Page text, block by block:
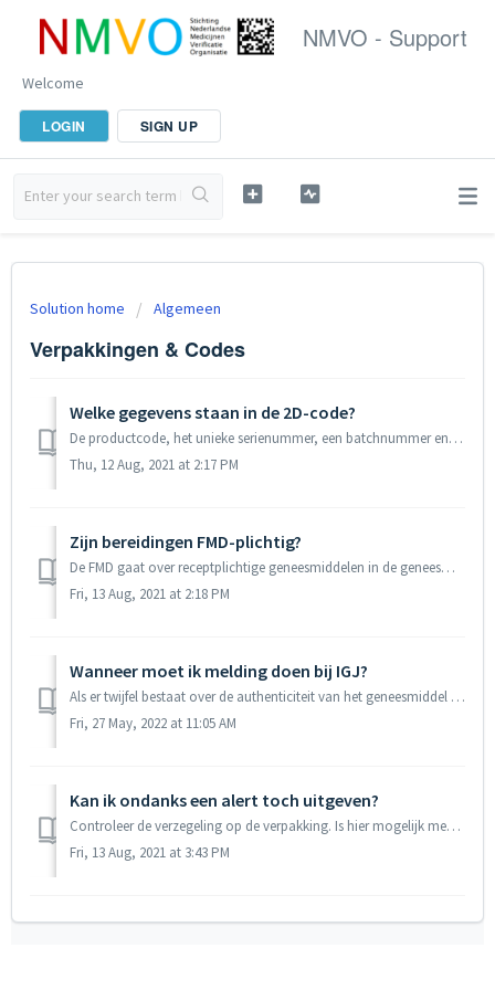
NMVO - Support
Welcome
LOGIN SIGN UP
Solution home Algemeen
Verpakkingen & Codes
Welke gegevens staan in de 2D-code?
De productcode, het unieke serienummer, een batchnummer en de vervaldatum. Alleen het serienummer wordt gebruikt bij het vaststellen van een mogelijke verva...
Thu, 12 Aug, 2021 at 2:17 PM
Zijn bereidingen FMD-plichtig?
De FMD gaat over receptplichtige geneesmiddelen in de geneesmiddelenketen. Hierbij wordt een uitzondering gemaakt voor bereidingen. Dit betekent dat (zieken...
Fri, 13 Aug, 2021 at 2:18 PM
Wanneer moet ik melding doen bij IGJ?
Als er twijfel bestaat over de authenticiteit van het geneesmiddel en het geneesmiddel mogelijk vervalst is, dan moet er melding van worden gemaakt. Di...
Fri, 27 May, 2022 at 11:05 AM
Kan ik ondanks een alert toch uitgeven?
Controleer de verzegeling op de verpakking. Is hier mogelijk mee geknoeid? Dan bestaat de kans dat u te maken heeft met een vervalst geneesmiddel en mag u n...
Fri, 13 Aug, 2021 at 3:43 PM